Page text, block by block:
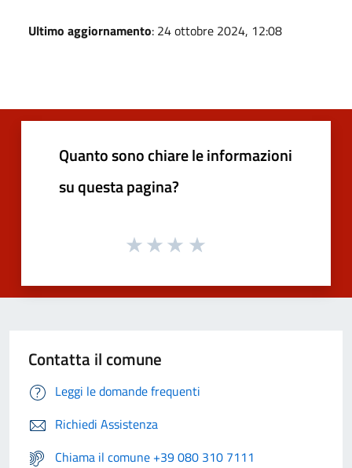
Ultimo aggiornamento: 24 ottobre 2024, 12:08
Quanto sono chiare le informazioni
su questa pagina?
Contatta il comune
Leggi le domande frequenti
Richiedi Assistenza
Chiama il comune +39 080 310 7111